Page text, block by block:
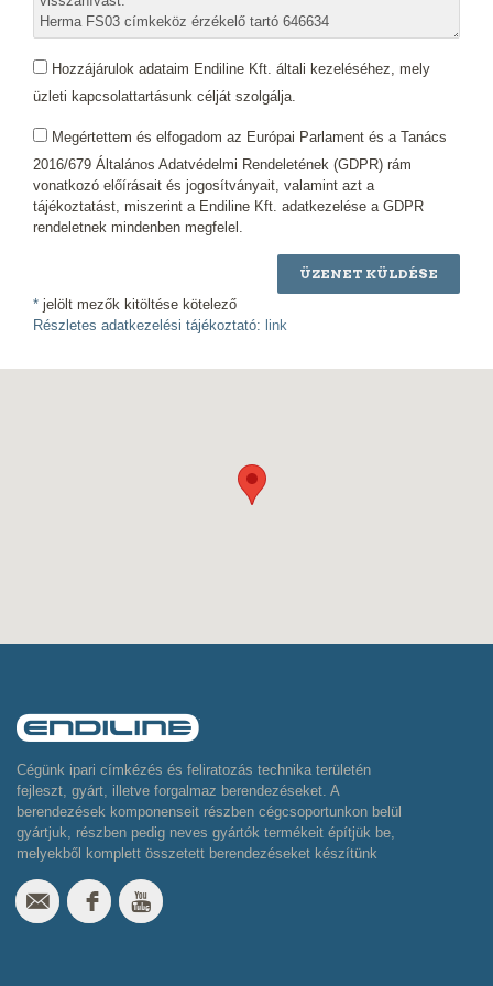
Hozzájárulok adataim Endiline Kft. általi kezeléséhez, mely
üzleti kapcsolattartásunk célját szolgálja.
Megértettem és elfogadom az Európai Parlament és a Tanács
2016/679 Általános Adatvédelmi Rendeletének (GDPR) rám
vonatkozó előírásait és jogosítványait, valamint azt a
tájékoztatást, miszerint a Endiline Kft. adatkezelése a GDPR
rendeletnek mindenben megfelel.
ÜZENET KÜLDÉSE
* jelölt mezők kitöltése kötelező
Részletes adatkezelési tájékoztató: link
Cégünk ipari címkézés és feliratozás technika területén
fejleszt, gyárt, illetve forgalmaz berendezéseket. A
berendezések komponenseit részben cégcsoportunkon belül
gyártjuk, részben pedig neves gyártók termékeit építjük be,
melyekből komplett összetett berendezéseket készítünk